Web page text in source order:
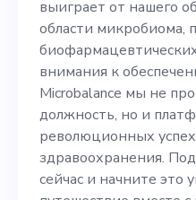
конкурентов
своему
мышлению и
навыкам.
кандидат
нашего
выиграет от нашего
области микробиома,
внимания к
Microbalance мы не
должность, но и
революционных
здравоохранения.
сейчас и начните это